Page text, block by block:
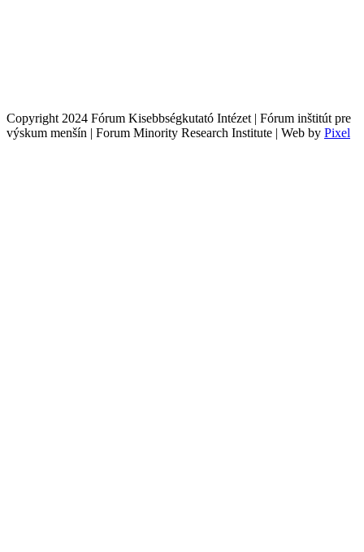
Copyright 2024 Fórum Kisebbségkutató Intézet | Fórum inštitút pre
výskum menšín | Forum Minority Research Institute | Web by Pixel